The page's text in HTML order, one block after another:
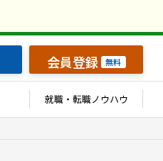
会員登録 無料
就職・転職ノウハウ